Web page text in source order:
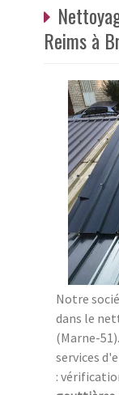
Reims à
Notre
dans le
(Marne-
services
: